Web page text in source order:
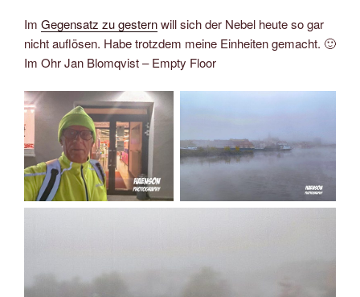
Im Gegensatz zu gesternwill sich der Nebel heute so gar
nicht auflösen. Habe trotzdem meine Einheiten gemacht. 🙂
Im Ohr Jan Blomqvist – Empty Floor